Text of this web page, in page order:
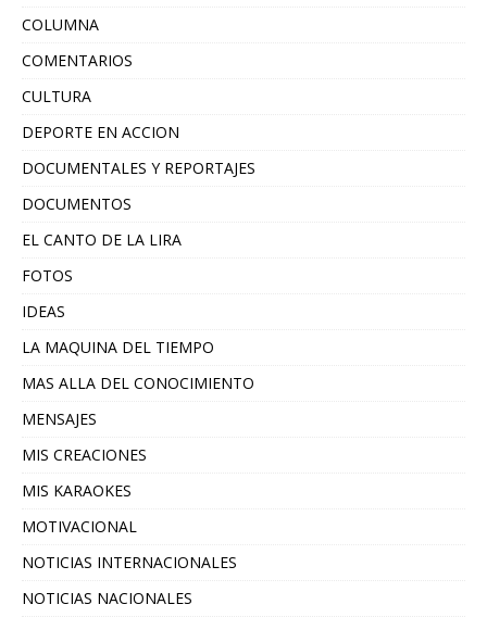
COLUMNA
COMENTARIOS
CULTURA
DEPORTE EN ACCION
DOCUMENTALES Y REPORTAJES
DOCUMENTOS
EL CANTO DE LA LIRA
FOTOS
IDEAS
LA MAQUINA DEL TIEMPO
MAS ALLA DEL CONOCIMIENTO
MENSAJES
MIS CREACIONES
MIS KARAOKES
MOTIVACIONAL
NOTICIAS INTERNACIONALES
NOTICIAS NACIONALES